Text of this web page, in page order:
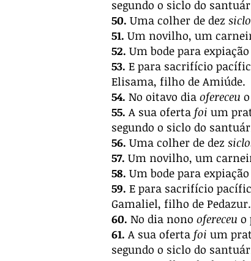
segundo o siclo do
50. Uma colher de dez
51. Um novilho, um
52. Um bode para
53. E para sacrifício
Elisama, filho de Amiúde.
54. No oitavo dia ofereceu
55. A sua oferta foi um
segundo o siclo do
56. Uma colher de dez
57. Um novilho, um
58. Um bode para
59. E para sacrifício
Gamaliel, filho de Pedazur.
60. No dia nono ofereceu o
61. A sua oferta foi um
segundo o siclo do